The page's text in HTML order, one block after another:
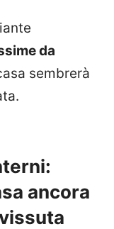
da
sembrerà
ancora